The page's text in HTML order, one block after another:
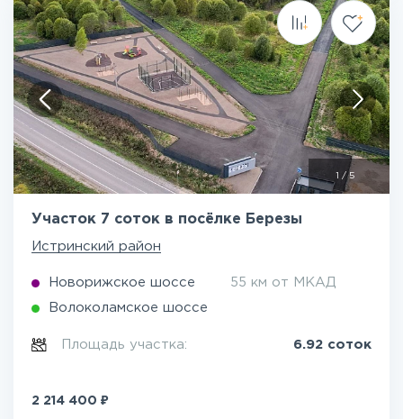
/5
Участок 7 соток в посёлке Березы
Истринский район
Новорижское шоссе 55 км от МКАД
Волоколамское шоссе
Площадь участка: 6.92 соток
2 214 400 ₽